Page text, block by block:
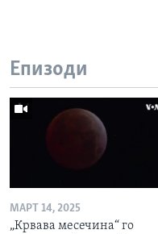
Епизоди
МАРТ 14, 2025
„Крвава месечина“ го